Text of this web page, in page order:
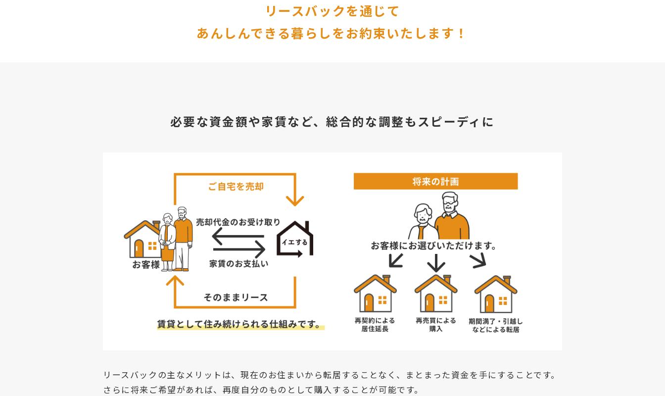
リースバックを通じて
あんしんできる暮らしをお約束いたします！
必要な資金額や家賃など、総合的な調整もスピーディに
リースバックの主なメリットは、現在のお住まいから転居することなく、まとまった資金を手にすることです。
さらに将来ご希望があれば、再度自分のものとして購入することが可能です。